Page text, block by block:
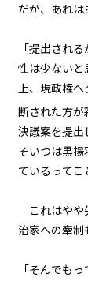
だが、あれは
「提出され
性は少ない
上、現政権へ
断された方が
決議案を提出
そいつは黒
ているってこ
これはやや
治家への牽制
「そんでも